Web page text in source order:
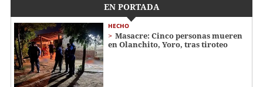
EN PORTADA
HECHO
Masacre: Cinco personas mueren
en Olanchito, Yoro, tras tiroteo